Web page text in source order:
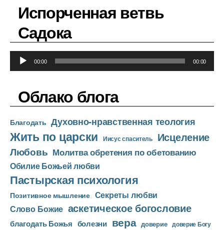
л
Испорченная ветвь
Садока
у
о
п
л
е
е
р
00:00 00:00
Облако блога
Благодать Духовно-нравственная теология
Жить по царски Иисус спаситель Исцеление
Любовь Молитва обретения по обетованию
Обилие Божьей любви
Пастырская психология
Позитивное мышление Секреты любви
Слово Божие аскетическое богословие
благодать Божья болезни вера доверие доверие Богу